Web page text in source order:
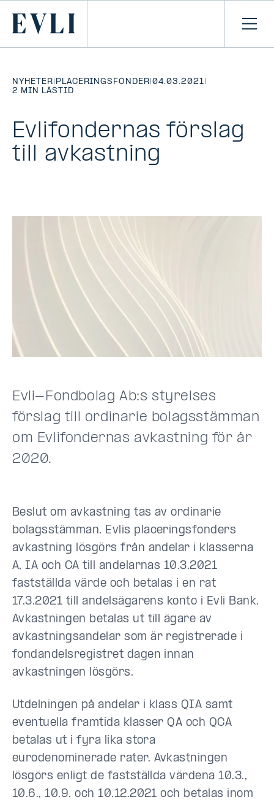
Primary
NYHETER| PLACERINGSFONDER|04.03.2021|
2 MIN LÄSTID
Evlifondernas förslag
till avkastning
Evli-Fondbolag Ab:s styrelses
förslag till ordinarie bolagsstämman
om Evlifondernas avkastning för år
2020.
Beslut om avkastning tas av ordinarie
bolagsstämman. Evlis placeringsfonders
avkastning lösgörs från andelar i klasserna
A, IA och CA till andelarnas 10.3.2021
fastställda värde och betalas i en rat
17.3.2021 till andelsägarens konto i Evli Bank.
Avkastningen betalas ut till ägare av
avkastningsandelar som är registrerade i
fondandelsregistret dagen innan
avkastningen lösgörs.
Utdelningen på andelar i klass QIA samt
eventuella framtida klasser QA och QCA
betalas ut i fyra lika stora
eurodenominerade rater. Avkastningen
lösgörs enligt de fastställda värdena 10.3.,
10.6., 10.9. och 10.12.2021 och betalas inom